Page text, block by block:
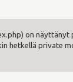
on näyttänyt
hetkellä private